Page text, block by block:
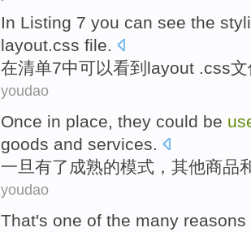
In Listing 7 you can see the
layout.css file.
在清单7中可以看到 layout .css
youdao
Once in place, they could be
goods and services.
一旦 有了成熟的模式， 其他商品
youdao
That's one of the many reasons